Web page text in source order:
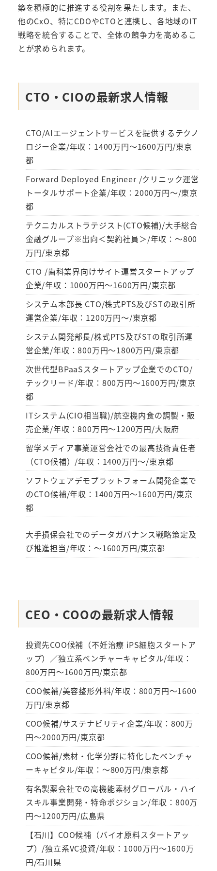
築を積極的に推進する役割を果たします。また、
他のCxO、特にCDOやCTOと連携し、各地域のIT
戦略を統合することで、全体の競争力を高めるこ
とが求められます。
CTO・CIOの最新求人情報
CTO/AIエージェントサービスを提供するテクノ
ロジー企業/年収：1400万円～1600万円/東京
都
Forward Deployed Engineer /クリニック運営
トータルサポート企業/年収：2000万円～/東京
都
テクニカルストラテジスト(CTO候補)/大手総合
金融グループ※出向＜契約社員＞/年収：～800
万円/東京都
CTO /歯科業界向けサイト運営スタートアップ
企業/年収：1000万円～1600万円/東京都
システム本部長 CTO/株式PTS及びSTの取引所
運営企業/年収：1200万円～/東京都
システム開発部長/株式PTS及びSTの取引所運
営企業/年収：800万円～1800万円/東京都
次世代型BPaaSスタートアップ企業でのCTO/
テックリード/年収：800万円～1600万円/東京
都
ITシステム(CIO相当職)/航空機内食の調製・販
売企業/年収：800万円～1200万円/大阪府
留学メディア事業運営会社での最高技術責任者
（CTO候補）/年収：1400万円～/東京都
ソフトウェアデモプラットフォーム開発企業で
のCTO候補/年収：1400万円～1600万円/東京
都
大手損保会社でのデータガバナンス戦略策定及
び推進担当/年収：～1600万円/東京都
CEO・COOの最新求人情報
投資先COO候補（不妊治療 iPS細胞スタートア
ップ）／独立系ベンチャーキャピタル/年収：
800万円～1600万円/東京都
COO候補/美容整形外科/年収：800万円～1600
万円/東京都
COO候補/サステナビリティ企業/年収：800万
円～2000万円/東京都
COO候補/素材・化学分野に特化したベンチャ
ーキャピタル/年収：～800万円/東京都
有名製薬会社での高機能素材グローバル・ハイ
スキル事業開発・特命ポジション/年収：800万
円～1200万円/広島県
【石川】COO候補（バイオ原料スタートアッ
プ）/独立系VC投資/年収：1000万円～1600万
円/石川県